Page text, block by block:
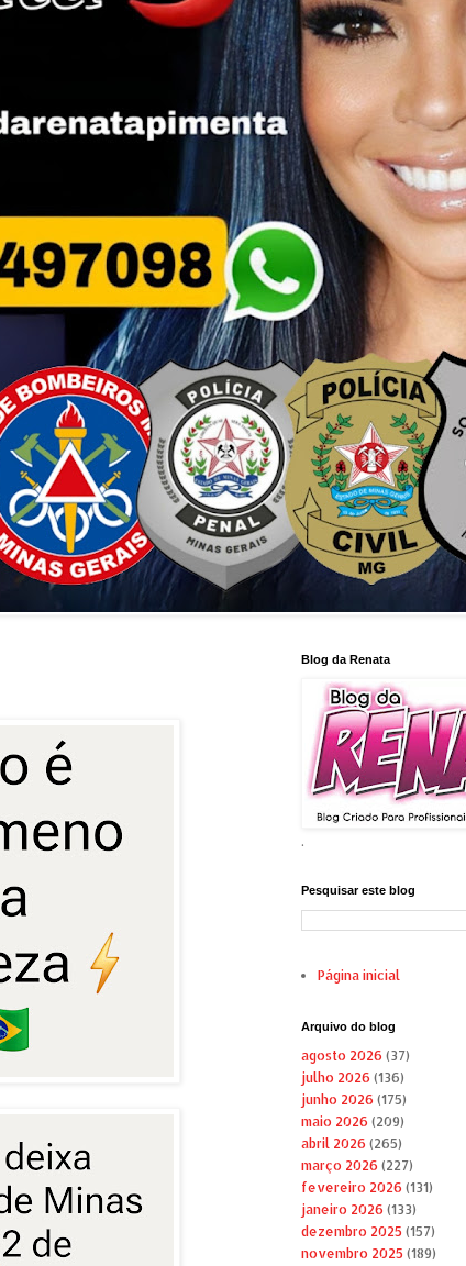
Blog da Renata
.
Pesquisar este blog
Página inicial
Arquivo do blog
agosto 2026 (37)
julho 2026 (136)
junho 2026 (175)
maio 2026 (209)
abril 2026 (265)
março 2026 (227)
fevereiro 2026 (131)
janeiro 2026 (133)
dezembro 2025 (157)
novembro 2025 (189)